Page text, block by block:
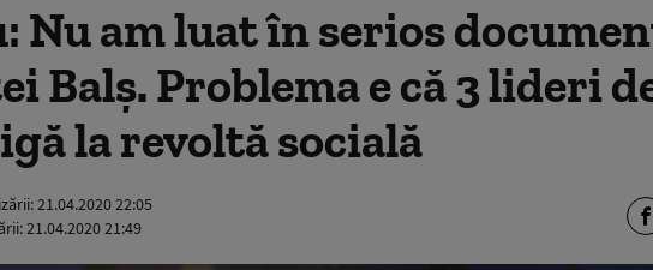
Nu am luat în serios
Balș. Problema e că 3 lideri
la revoltă socială
21.04.2020 22:05
21.04.2020 21:49